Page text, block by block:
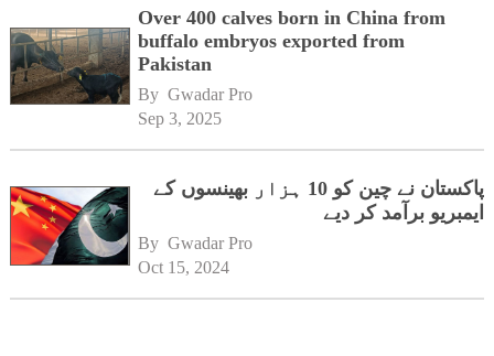
Over 400 calves born in China from
buffalo embryos exported from
Pakistan
By Gwadar Pro
Sep 3, 2025
پاکستان نے چین کو 10 ہزار بھینسوں کے
ایمبریو برآمد کر دیے
By Gwadar Pro
Oct 15, 2024